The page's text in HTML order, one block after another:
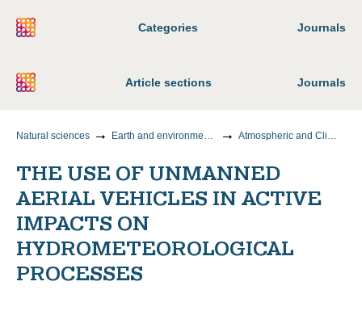
Categories Journals
Article sections Journals
Natural sciences Earth and environmental sciences Atmospheric and Climate Sciences
THE USE OF UNMANNED
AERIAL VEHICLES IN ACTIVE
IMPACTS ON
HYDROMETEOROLOGICAL
PROCESSES